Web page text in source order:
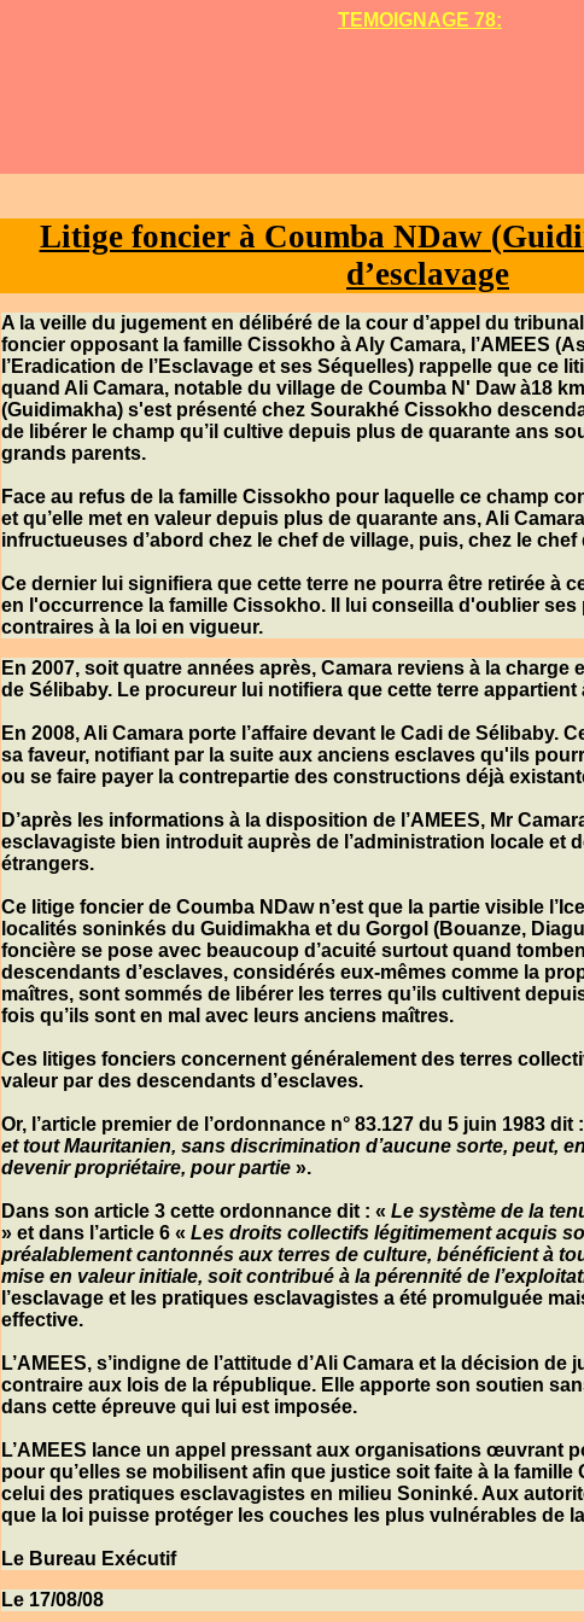
TEMOIGNAGE 78:
Litige foncier à Coumba NDaw
d’esclavage
A la veille du jugement en délibéré de la cour d’appel du
foncier opposant la famille Cissokho à Aly Camara, l’AMEES
l’Eradication de l’Esclavage et ses Séquelles) rappelle que ce
quand Ali Camara, notable du village de Coumba N' Dawà18
(Guidimakha) s'est présenté chez Sourakhé Cissokho
de libérer le champ qu’il cultive depuis plus de quarante ans
grands parents.
Face au refus de la famille Cissokho pour laquelle ce champ
et qu’elle met en valeur depuis plus de quarante ans, Ali Camara
infructueuses d’abord chez le chef de village, puis, chez le
Ce dernier lui signifiera que cette terre ne pourra être retirée à
en l'occurrence la famille Cissokho. Il lui conseilla d'oublier
contraires à la loi en vigueur.
En 2007, soit quatre années après, Camara reviens à la charge
de Sélibaby. Le procureur lui notifiera que cette terre
En 2008, Ali Camara porte l’affaire devant le Cadi de Sélibaby.
sa faveur, notifiant par la suite aux anciens esclaves qu'ils
ou se faire payer la contrepartie des constructions déjà
D’après les informations à la disposition de l’AMEES, Mr
esclavagiste bien introduit auprès de l’administration locale et
étrangers.
Ce litige foncier de Coumba NDawn’est que la partie visible
localités soninkés du Guidimakha et du Gorgol (Bouanze,
foncière se pose avec beaucoup d’acuité surtout quand
descendants d’esclaves, considérés eux-mêmes comme la
maîtres, sont sommés de libérer les terres qu’ils cultivent
fois qu’ils sont en mal avec leurs anciens maîtres.
Ces litiges fonciers concernent généralement des terres
valeur par des descendants d’esclaves.
Or, l’article premier de l’ordonnance n° 83.127 du 5 juin 1983 dit
et tout Mauritanien, sans discrimination d’aucune sorte, peut,
devenir propriétaire, pour partie ».
Dans son article 3 cette ordonnance dit : « Le système de la
» et dans l’article 6 « Les droits collectifs légitimement acquis
préalablement cantonnés aux terres de culture, bénéficient à
mise en valeur initiale, soit contribué à la pérennité de
l’esclavage et les pratiques esclavagistes a été promulguée
effective.
L’AMEES, s’indigne de l’attitude d ’Ali Camara et la décision de
contraire aux lois de la république. Elle apporte son soutien
dans cette épreuve qui lui est imposée.
L’AMEES lance un appel pressant aux organisations œuvrant
pour qu’elles se mobilisent afin que justice soit faite à la famille
celui des pratiques esclavagistes en milieu Soninké. Aux
que la loi puisse protéger les couches les plus vulnérables de
Le Bureau Exécutif
Le 17/08/08